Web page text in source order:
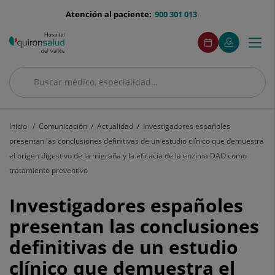
menu-
900 301 013
Atención al paciente:
Buscar
Buscar
menuAcceso
Pide
cita
Este
enlace
se
en
Mi
Quirónsalud
Este
enlace
se
en
ventana
Menú
Inicio Comunicación Actualidad
Investigadores españoles
presentan las conclusiones definitivas de un estudio clínico que demuestra
el origen digestivo de la migraña y la eficacia de la enzima DAO como
tratamiento preventivo
Investigadores
españoles
presentan
las
Investigadores españoles
presentan las conclusiones
definitivas de un estudio
clínico que demuestra el